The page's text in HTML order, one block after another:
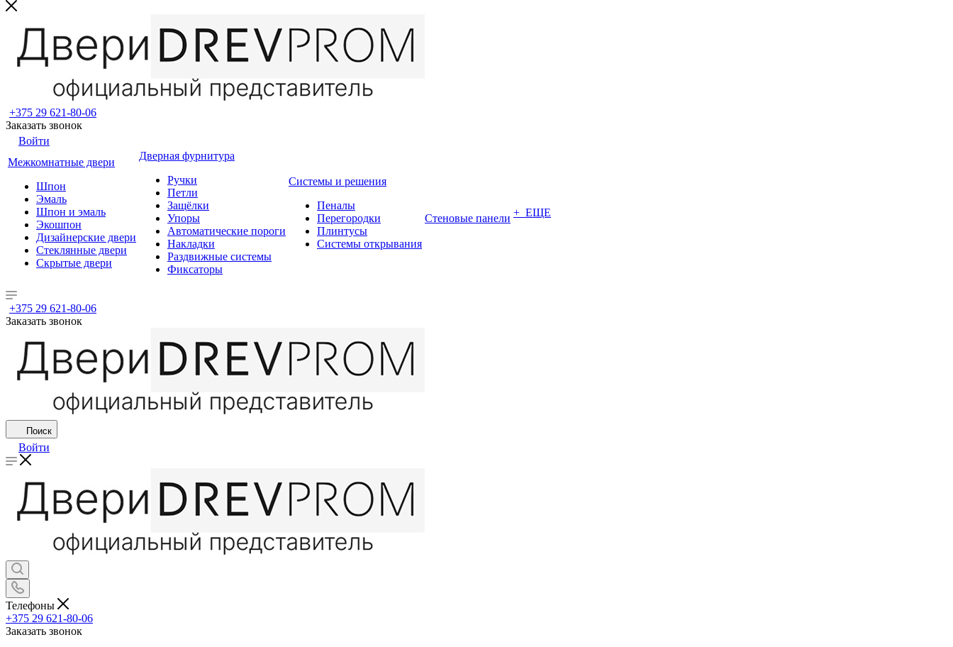
+375 29 621-80-06
Заказать звонок
Войти
Межкомнатные двери
Шпон
Эмаль
Шпон и эмаль
Экошпон
Дизайнерские двери
Стеклянные двери
Скрытые двери
Дверная фурнитура
Ручки
Петли
Защёлки
Упоры
Автоматические пороги
Накладки
Раздвижные системы
Фиксаторы
Системы и решения
Пеналы
Перегородки
Плинтусы
Системы открывания
Стеновые панели + ЕЩЕ
+375 29 621-80-06
Заказать звонок
Поиск
Войти
Телефоны
+375 29 621-80-06
Заказать звонок